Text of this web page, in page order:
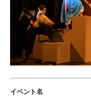
イベント名